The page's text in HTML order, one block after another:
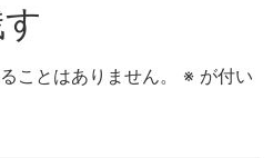
ことはありません。 ※ が付い